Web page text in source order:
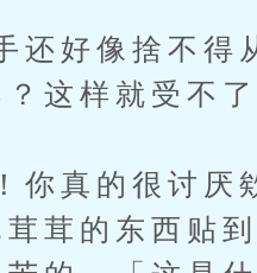
好像捨不得
这样就受不了
真的很讨厌
茸的东西贴